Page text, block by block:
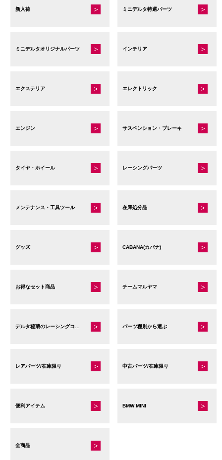
新入荷 ミニデルタ特選パーツ
ミニデルタオリジナルパーツ インテリア
エクステリア エレクトリック
エンジン サスペンション・ブレーキ
タイヤ・ホイール レーシングパーツ
メンテナンス・工具ツール 在庫処分品
グッズ CABANA(カバナ)
お得なセット商品 チームマルヤマ
パーツ種別から選ぶ
レアパーツ/在庫限り 中古パーツ/在庫限り
便利アイテム BMW MINI
全商品